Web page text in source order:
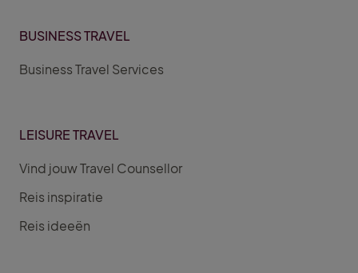
BUSINESS TRAVEL
Business Travel Services
LEISURE TRAVEL
Vind jouw Travel Counsellor
Reis inspiratie
Reis ideeën